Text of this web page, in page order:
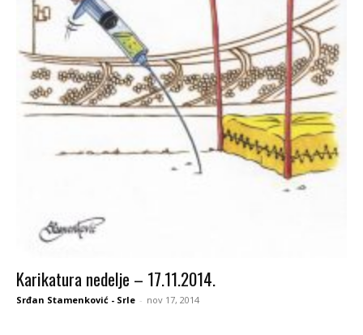
Karikatura nedelje – 17.11.2014.
Srđan Stamenković - Srle - nov 17, 2014